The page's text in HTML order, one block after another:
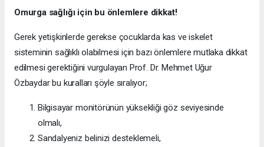
Omurga sağlığı için bu önlemlere dikkat!
Gerek yetişkinlerde gerekse çocuklarda kas ve iskelet
sisteminin sağlıklı olabilmesi için bazı önlemlere mutlaka dikkat
edilmesi gerektiğini vurgulayan Prof. Dr. Mehmet Uğur
Özbaydar bu kuralları şöyle sıralıyor;
Bilgisayar monitörünün yüksekliği göz seviyesinde
olmalı,
Sandalyeniz belinizi desteklemeli,